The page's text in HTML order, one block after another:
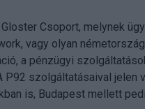
Csoport, melynek
vagy olyan
a pénzügyi
szolgáltatásaival jelen
is, Budapest mellett